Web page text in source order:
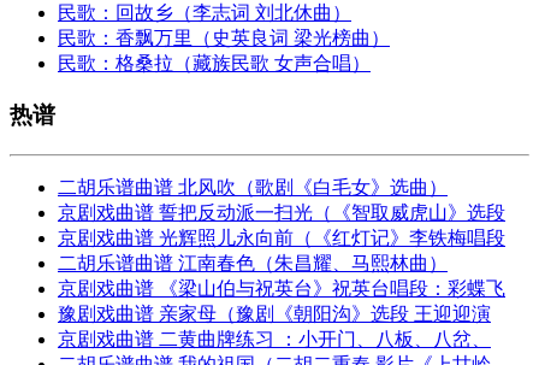
民歌：回故乡（李志词 刘北休曲）
民歌：香飘万里（史英良词 梁光榜曲）
民歌：格桑拉（藏族民歌 女声合唱）
热谱
二胡乐谱曲谱 北风吹（歌剧《白毛女》选曲）
京剧戏曲谱 誓把反动派一扫光（《智取威虎山》选段
京剧戏曲谱 光辉照儿永向前（《红灯记》李铁梅唱段
二胡乐谱曲谱 江南春色（朱昌耀、马熙林曲）
京剧戏曲谱 《梁山伯与祝英台》祝英台唱段：彩蝶飞
豫剧戏曲谱 亲家母（豫剧《朝阳沟》选段 王迎迎演
京剧戏曲谱 二黄曲牌练习 ：小开门、八板、八岔、